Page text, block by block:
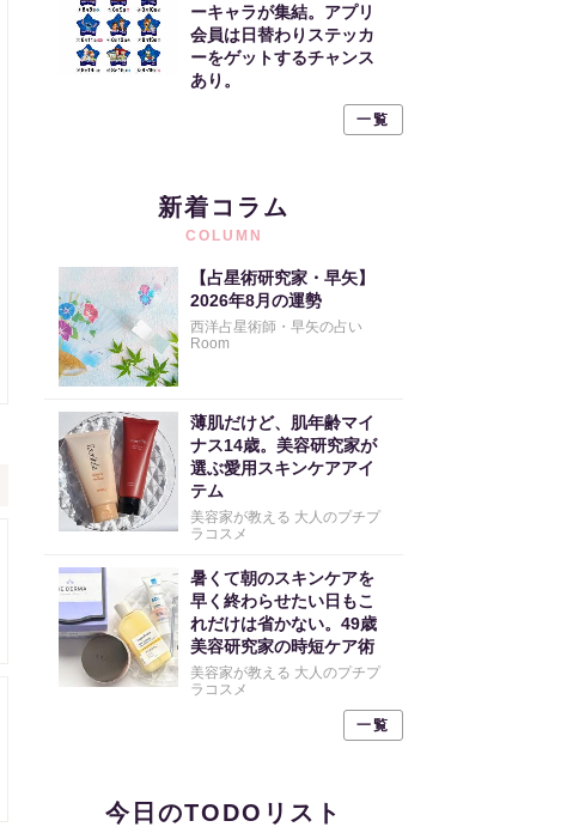
ーキャラが集結。アプリ
会員は日替わりステッカ
ーをゲットするチャンス
あり。
一覧
新着コラム
COLUMN
【占星術研究家・早矢】
2026年8月の運勢
西洋占星術師・早矢の占い
Room
薄肌だけど、肌年齢マイ
ナス14歳。美容研究家が
選ぶ愛用スキンケアアイ
テム
美容家が教える 大人のプチプ
ラコスメ
暑くて朝のスキンケアを
早く終わらせたい日もこ
れだけは省かない。49歳
美容研究家の時短ケア術
美容家が教える 大人のプチプ
ラコスメ
一覧
今日のTODOリスト